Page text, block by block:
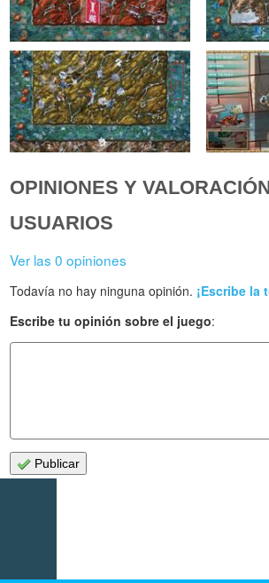
OPINIONES Y
USUARIOS
Ver las 0 opiniones
Todavía no hay ninguna opinión. ¡Escribe la
Escribe tu opinión sobre el juego:
Publicar